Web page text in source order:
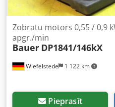
Loģistika Pircējs atbild par
Wiefelstede 1 122 km
Zobratu motors 0,55 / 0,9
apgr./min
Bauer DP1841/146kX
Pieprasīt